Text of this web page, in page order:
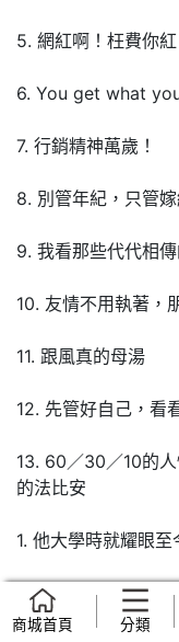
5. 網紅啊！枉費你紅
6. You get what
7. 行銷精神萬歲！
8. 別管年紀，只管
9. 我看那些代代相
10. 友情不用執著，
11. 跟風真的母湯
12. 先管好自己，看
13. 60／30／10的人性分類
的法比安
1. 他大學時就耀眼
2. 他感染力強大且
商城首頁 分類